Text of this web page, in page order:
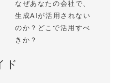
なぜあなたの会社で、
生成AIが活用されない
のか？どこで活用すべ
きか？
ド